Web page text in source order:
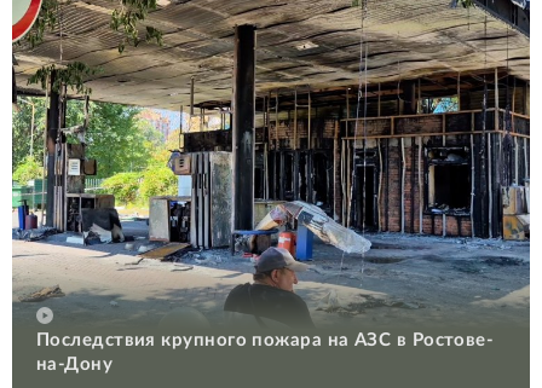
Последствия крупного пожара на АЗС в Ростове-
на-Дону